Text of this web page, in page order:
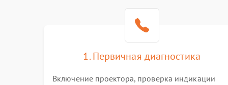
1. Первичная диагностика
Включение проектора, проверка индикации